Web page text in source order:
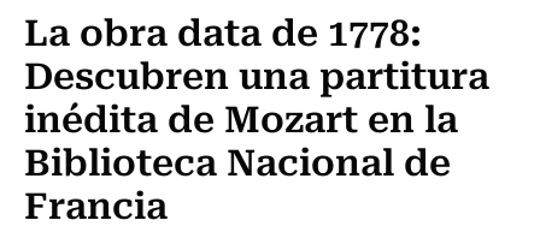
La obra data de 1778:
Descubren una partitura
inédita de Mozart en la
Biblioteca Nacional de
Francia